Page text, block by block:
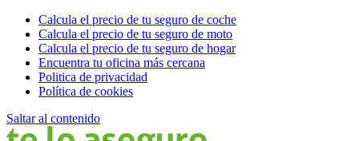
Calcula el precio de tu seguro de coche
Calcula el precio de tu seguro de moto
Calcula el precio de tu seguro de hogar
Encuentra tu oficina más cercana
Politica de privacidad
Política de cookies
Saltar al contenido